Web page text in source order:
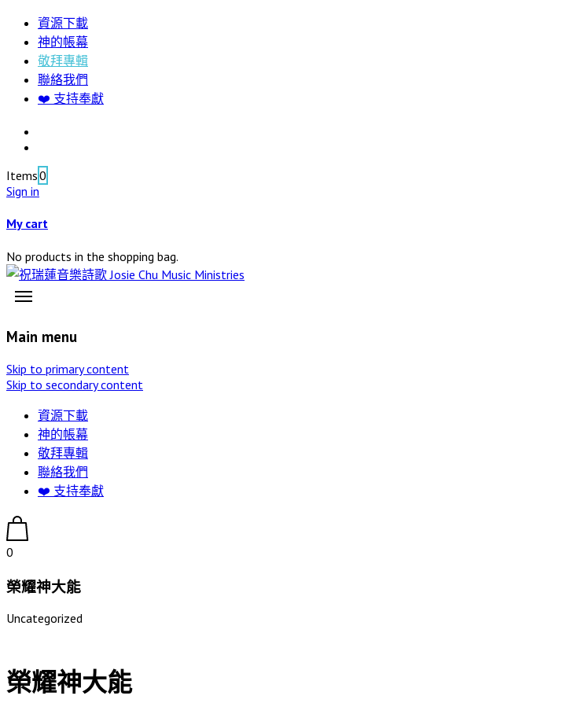
資源下載
神的帳幕
敬拜專輯
聯絡我們
❤️ 支持奉獻
Items0
Sign in
My cart
No products in the shopping bag.
Main menu
Skip to primary content
Skip to secondary content
資源下載
神的帳幕
敬拜專輯
聯絡我們
❤️ 支持奉獻
0
榮耀神大能
Uncategorized
榮耀神大能